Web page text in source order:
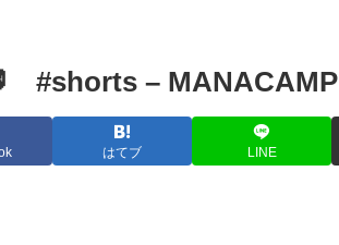
#shorts – MANACAMP
はてブ LINE